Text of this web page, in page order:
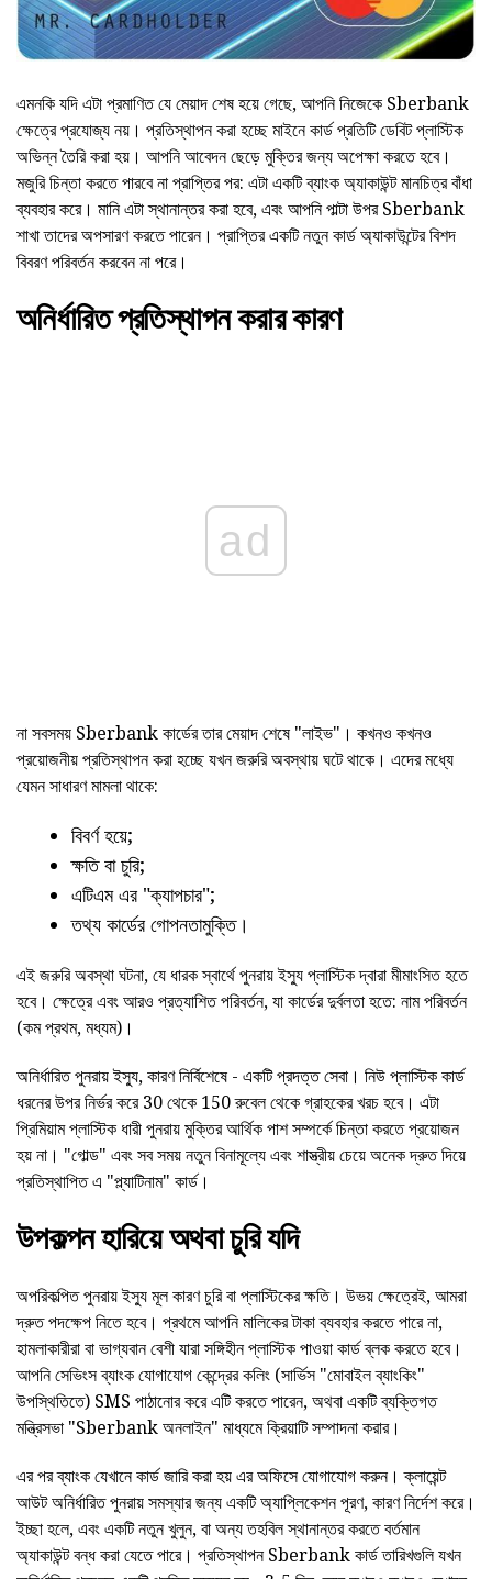
এমনকি যদি এটা প্রমাণিত যে মেয়াদ শেষ হয়ে গেছে, আপনি নিজেকে Sberbank
ক্ষেত্রে প্রযোজ্য নয়। প্রতিস্থাপন করা হচ্ছে মাইনে কার্ড প্রতিটি ডেবিট প্লাস্টিক
অভিন্ন তৈরি করা হয়। আপনি আবেদন ছেড়ে মুক্তির জন্য অপেক্ষা করতে হবে।
মজুরি চিন্তা করতে পারবে না প্রাপ্তির পর: এটা একটি ব্যাংক অ্যাকাউন্ট মানচিত্র বাঁধা
ব্যবহার করে। মানি এটা স্থানান্তর করা হবে, এবং আপনি পাল্টা উপর Sberbank
শাখা তাদের অপসারণ করতে পারেন। প্রাপ্তির একটি নতুন কার্ড অ্যাকাউন্টের বিশদ
বিবরণ পরিবর্তন করবেন না পরে।
অনির্ধারিত প্রতিস্থাপন করার কারণ
ad
না সবসময় Sberbank কার্ডের তার মেয়াদ শেষে "লাইভ"। কখনও কখনও
প্রয়োজনীয় প্রতিস্থাপন করা হচ্ছে যখন জরুরি অবস্থায় ঘটে থাকে। এদের মধ্যে
যেমন সাধারণ মামলা থাকে:
বিবর্ণ হয়ে;
ক্ষতি বা চুরি;
এটিএম এর "ক্যাপচার";
তথ্য কার্ডের গোপনতামুক্তি।
এই জরুরি অবস্থা ঘটনা, যে ধারক স্বার্থে পুনরায় ইস্যু প্লাস্টিক দ্বারা মীমাংসিত হতে
হবে। ক্ষেত্রে এবং আরও প্রত্যাশিত পরিবর্তন, যা কার্ডের দুর্বলতা হতে: নাম পরিবর্তন
(কম প্রথম, মধ্যম)।
অনির্ধারিত পুনরায় ইস্যু, কারণ নির্বিশেষে - একটি প্রদত্ত সেবা। নিউ প্লাস্টিক কার্ড
ধরনের উপর নির্ভর করে 30 থেকে 150 রুবেল থেকে গ্রাহকের খরচ হবে। এটা
প্রিমিয়াম প্লাস্টিক ধারী পুনরায় মুক্তির আর্থিক পাশ সম্পর্কে চিন্তা করতে প্রয়োজন
হয় না। "গোল্ড" এবং সব সময় নতুন বিনামূল্যে এবং শাস্ত্রীয় চেয়ে অনেক দ্রুত দিয়ে
প্রতিস্থাপিত এ "প্ল্যাটিনাম" কার্ড।
উপকল্পন হারিয়ে অথবা চুরি যদি
অপরিকল্পিত পুনরায় ইস্যু মূল কারণ চুরি বা প্লাস্টিকের ক্ষতি। উভয় ক্ষেত্রেই, আমরা
দ্রুত পদক্ষেপ নিতে হবে। প্রথমে আপনি মালিকের টাকা ব্যবহার করতে পারে না,
হামলাকারীরা বা ভাগ্যবান বেশী যারা সঙ্গিহীন প্লাস্টিক পাওয়া কার্ড ব্লক করতে হবে।
আপনি সেভিংস ব্যাংক যোগাযোগ কেন্দ্রের কলিং (সার্ভিস "মোবাইল ব্যাংকিং"
উপস্থিতিতে) SMS পাঠানোর করে এটি করতে পারেন, অথবা একটি ব্যক্তিগত
মন্ত্রিসভা "Sberbank অনলাইন" মাধ্যমে ক্রিয়াটি সম্পাদনা করার।
এর পর ব্যাংক যেখানে কার্ড জারি করা হয় এর অফিসে যোগাযোগ করুন। ক্লায়েন্ট
আউট অনির্ধারিত পুনরায় সমস্যার জন্য একটি অ্যাপ্লিকেশন পূরণ, কারণ নির্দেশ করে।
ইচ্ছা হলে, এবং একটি নতুন খুলুন, বা অন্য তহবিল স্থানান্তর করতে বর্তমান
অ্যাকাউন্ট বন্ধ করা যেতে পারে। প্রতিস্থাপন Sberbank কার্ড তারিখগুলি যখন